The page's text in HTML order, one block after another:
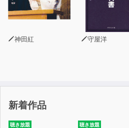
神田紅 守屋洋
新着作品
聴き放題 聴き放題